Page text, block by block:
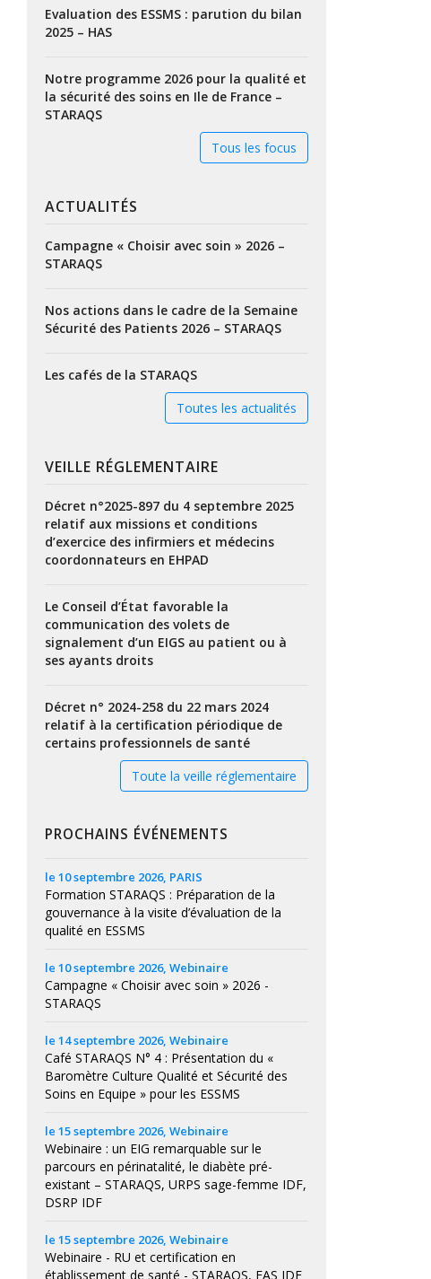
Evaluation des ESSMS : parution du bilan
2025 – HAS
Notre programme 2026 pour la qualité et
la sécurité des soins en Ile de France –
STARAQS
Tous les focus
ACTUALITÉS
Campagne « Choisir avec soin » 2026 –
STARAQS
Nos actions dans le cadre de la Semaine
Sécurité des Patients 2026 – STARAQS
Les cafés de la STARAQS
Toutes les actualités
VEILLE RÉGLEMENTAIRE
Décret n°2025-897 du 4 septembre 2025
relatif aux missions et conditions
d’exercice des infirmiers et médecins
coordonnateurs en EHPAD
Le Conseil d’État favorable la
communication des volets de
signalement d’un EIGS au patient ou à
ses ayants droits
Décret n° 2024-258 du 22 mars 2024
relatif à la certification périodique de
certains professionnels de santé
Toute la veille réglementaire
PROCHAINS ÉVÉNEMENTS
le 10 septembre 2026, PARIS
Formation STARAQS : Préparation de la
gouvernance à la visite d’évaluation de la
qualité en ESSMS
le 10 septembre 2026, Webinaire
Campagne « Choisir avec soin » 2026 -
STARAQS
le 14 septembre 2026, Webinaire
Café STARAQS N° 4 : Présentation du «
Baromètre Culture Qualité et Sécurité des
Soins en Equipe » pour les ESSMS
le 15 septembre 2026, Webinaire
Webinaire : un EIG remarquable sur le
parcours en périnatalité, le diabète pré-
existant – STARAQS, URPS sage-femme IDF,
DSRP IDF
le 15 septembre 2026, Webinaire
Webinaire - RU et certification en
établissement de santé - STARAQS, FAS IDF